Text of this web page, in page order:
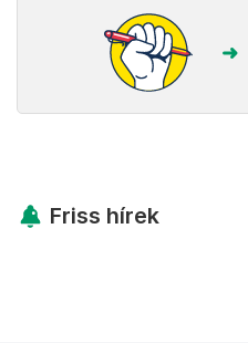
Friss hírek